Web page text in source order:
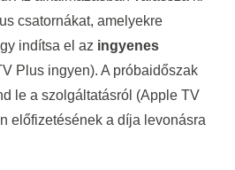
csatornákat, amelyekre
indítsa el az ingyenes
Plus ingyen). A próbaidőszak
le a szolgáltatásról (Apple TV
előfizetésének a díja levonásra